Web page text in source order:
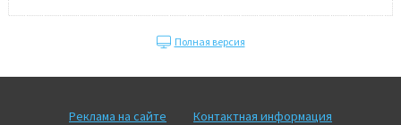
Полная версия
Реклама на сайте Контактная информация